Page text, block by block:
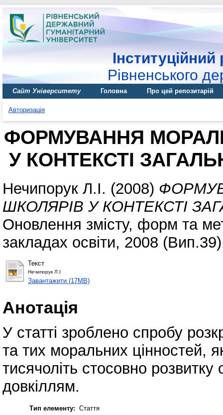
Інституційний
Рівненського
Сайт Університету Головна Про цей репозитарій
Авторизація
ФОРМУВАННЯ
У КОНТЕКСТІ
Нечипорук Л.І. (2008)
ШКОЛЯРІВ У КОНТЕКСТІ
Оновлення змісту, форм та
закладах освіти, 2008
Текст
Нечипорук Л.І
Завантажити (17MB)
Анотація
У статті зроблено спробу
та тих моральних цінностей,
тисячоліть стосовно розвитку
довкіллям.
Тип елементу: Стаття